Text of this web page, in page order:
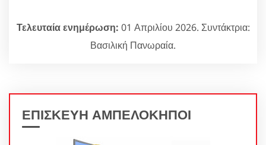
Τελευταία ενημέρωση: 01 Απριλίου 2026. Συντάκτρια:
Βασιλική Πανωραία.
ΕΠΙΣΚΕΥΗ ΑΜΠΕΛΟΚΗΠΟΙ